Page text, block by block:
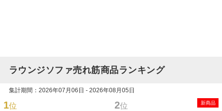
ラウンジソファ売れ筋商品ランキング
集計期間：2026年07月06日 - 2026年08月05日
1位 2位 新商品